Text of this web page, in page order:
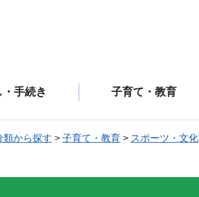
・手続き 子育て・教育
類から探す > 子育て・教育 > スポーツ・文化